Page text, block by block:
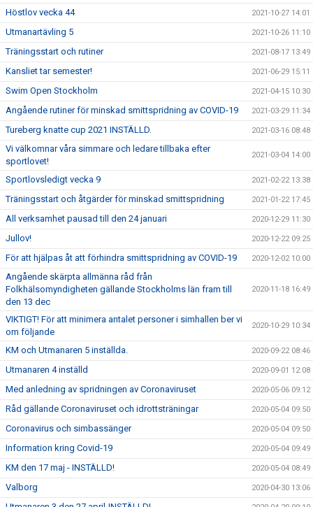
Höstlov vecka 44 2021-10-27 14:01
Utmanartävling 5 2021-10-26 11:10
Träningsstart och rutiner 2021-08-17 13:49
Kansliet tar semester! 2021-06-29 15:11
Swim Open Stockholm 2021-04-15 10:30
Angående rutiner för minskad smittspridning av COVID-19 2021-03-29 11:34
Tureberg knatte cup 2021 INSTÄLLD. 2021-03-16 08:48
Vi välkomnar våra simmare och ledare tillbaka efter
sportlovet!
2021-03-04 14:00
Sportlovsledigt vecka 9 2021-02-22 13:38
Träningsstart och åtgärder för minskad smittspridning 2021-01-22 17:45
All verksamhet pausad till den 24 januari 2020-12-29 11:30
Jullov! 2020-12-22 09:25
För att hjälpas åt att förhindra smittspridning av COVID-19 2020-12-02 10:00
Angående skärpta allmänna råd från
Folkhälsomyndigheten gällande Stockholms län fram till
den 13 dec
2020-11-18 16:49
VIKTIGT! För att minimera antalet personer i simhallen ber vi
om följande
2020-10-29 10:34
KM och Utmanaren 5 inställda. 2020-09-22 08:46
Utmanaren 4 inställd 2020-09-01 12:08
Med anledning av spridningen av Coronaviruset 2020-05-06 09:12
Råd gällande Coronaviruset och idrottsträningar 2020-05-04 09:50
Coronavirus och simbassänger 2020-05-04 09:50
Information kring Covid-19 2020-05-04 09:49
KM den 17 maj - INSTÄLLD! 2020-05-04 08:49
Valborg 2020-04-30 13:06